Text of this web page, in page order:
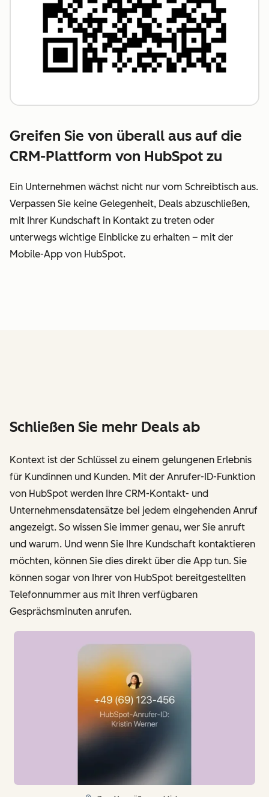
Greifen Sie von überall aus auf die
CRM-Plattform von HubSpot zu
Ein Unternehmen wächst nicht nur vom Schreibtisch aus.
Verpassen Sie keine Gelegenheit, Deals abzuschließen,
mit Ihrer Kundschaft in Kontakt zu treten oder
unterwegs wichtige Einblicke zu erhalten – mit der
Mobile-App von HubSpot.
Schließen Sie mehr Deals ab
Kontext ist der Schlüssel zu einem gelungenen Erlebnis
für Kundinnen und Kunden. Mit der Anrufer-ID-Funktion
von HubSpot werden Ihre CRM-Kontakt- und
Unternehmensdatensätze bei jedem eingehenden Anruf
angezeigt. So wissen Sie immer genau, wer Sie anruft
und warum. Und wenn Sie Ihre Kundschaft kontaktieren
möchten, können Sie dies direkt über die App tun. Sie
können sogar von Ihrer von HubSpot bereitgestellten
Telefonnummer aus mit Ihren verfügbaren
Gesprächsminuten anrufen.